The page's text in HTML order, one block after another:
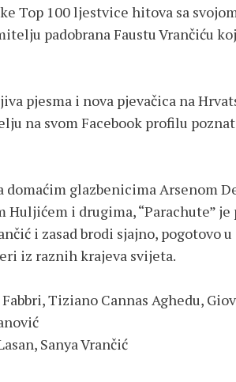
Top 100 ljestvice hitova sa
padobrana Faustu Vrančiću
pjesma i nova pjevačica na
na svom Facebook profilu
domaćim glazbenicima Arsenom
Huljićem i drugima, “Parachute”
i zasad brodi sjajno, pogotovo
iz raznih krajeva svijeta.
Tiziano Cannas Aghedu,
Sanya Vrančić